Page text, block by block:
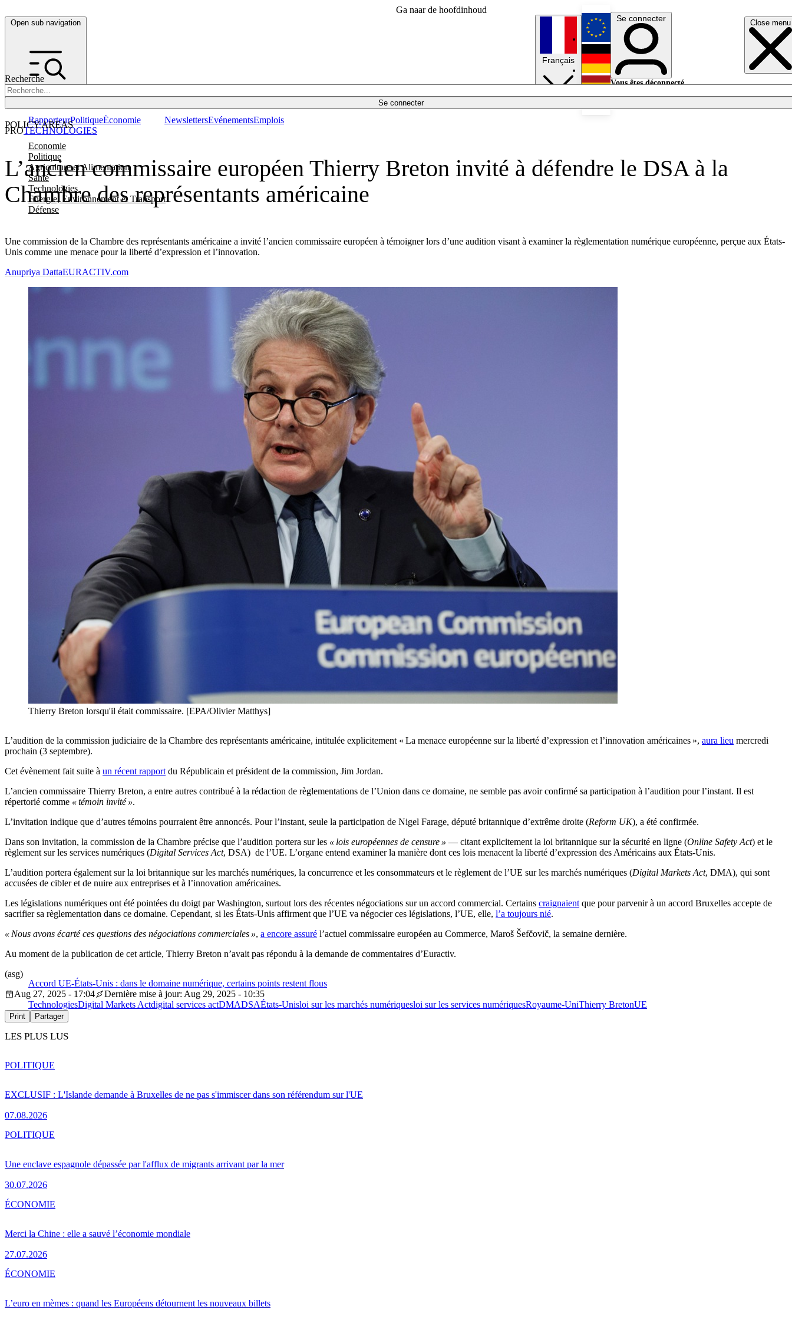
Ga naar de hoofdinhoud
Open sub navigation Close menu
Recherche
Se connecter
POLICY AREAS
Economie
Politique
Agriculture et Alimentation
Santé
Technologies
Energie, Environnement et Transport
Défense
RapporteurPolitiqueÉconomie NewslettersEvénementsEmplois
Français
English
Deutsch
Se connecter
Vous êtes déconnecté.
L’ancien commissaire européen Thierry Breton invité à défendre le DSA à la
Chambre des représentants américaine
Une commission de la Chambre des représentants américaine a invité l’ancien commissaire européen à témoigner lors d’une audition visant à examiner la règlementation numérique européenne, perçue aux États-
Unis comme une menace pour la liberté d’expression et l’innovation.
PROTECHNOLOGIES
Anupriya DattaEURACTIV.com
Thierry Breton lorsqu'il était commissaire. [EPA/Olivier Matthys]
L’audition de la commission judiciaire de la Chambre des représentants américaine, intitulée explicitement « La menace européenne sur la liberté d’expression et l’innovation américaines », aura lieu mercredi
prochain (3 septembre).
Cet évènement fait suite à un récent rapport du Républicain et président de la commission, Jim Jordan.
L’ancien commissaire Thierry Breton, a entre autres contribué à la rédaction de règlementations de l’Union dans ce domaine, ne semble pas avoir confirmé sa participation à l’audition pour l’instant. Il est
répertorié comme « témoin invité ».
L’invitation indique que d’autres témoins pourraient être annoncés. Pour l’instant, seule la participation de Nigel Farage, député britannique d’extrême droite (Reform UK), a été confirmée.
Dans son invitation, la commission de la Chambre précise que l’audition portera sur les « lois européennes de censure » — citant explicitement la loi britannique sur la sécurité en ligne (Online Safety Act) et le
règlement sur les services numériques (Digital Services Act, DSA) de l’UE. L’organe entend examiner la manière dont ces lois menacent la liberté d’expression des Américains aux États-Unis.
L’audition portera également sur la loi britannique sur les marchés numériques, la concurrence et les consommateurs et le règlement de l’UE sur les marchés numériques (Digital Markets Act, DMA), qui sont
accusées de cibler et de nuire aux entreprises et à l’innovation américaines.
Les législations numériques ont été pointées du doigt par Washington, surtout lors des récentes négociations sur un accord commercial. Certains craignaient que pour parvenir à un accord Bruxelles accepte de
sacrifier sa règlementation dans ce domaine. Cependant, si les États-Unis affirment que l’UE va négocier ces législations, l’UE, elle, l’a toujours nié.
« Nous avons écarté ces questions des négociations commerciales », a encore assuré l’actuel commissaire européen au Commerce, Maroš Šefčovič, la semaine dernière.
Au moment de la publication de cet article, Thierry Breton n’avait pas répondu à la demande de commentaires d’Euractiv.
Accord UE-États-Unis : dans le domaine numérique, certains points restent flous
(asg)
Aug 27, 2025 - 17:04
Dernière mise à jour: Aug 29, 2025 - 10:35
TechnologiesDigital Markets Actdigital services actDMADSAÉtats-Unisloi sur les marchés numériquesloi sur les services numériquesRoyaume-UniThierry BretonUE
Print Partager
LES PLUS LUS
EXCLUSIF : L'Islande demande à Bruxelles de ne pas s'immiscer dans son référendum sur l'UE
07.08.2026
POLITIQUE
Une enclave espagnole dépassée par l'afflux de migrants arrivant par la mer
30.07.2026
POLITIQUE
Merci la Chine : elle a sauvé l’économie mondiale
27.07.2026
ÉCONOMIE
L’euro en mèmes : quand les Européens détournent les nouveaux billets
ÉCONOMIE